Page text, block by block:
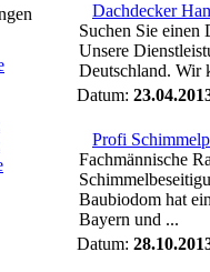
Dachdecker
Suchen Sie einen
Unsere
Deutschland. Wir
Datum:
Profi
Fachmännische
Baubiodom hat
Bayern und ...
Datum: